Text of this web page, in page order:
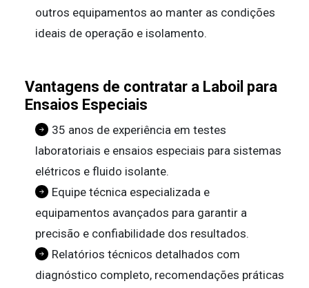
outros equipamentos ao manter as condições
ideais de operação e isolamento.
Vantagens de contratar a Laboil para
Ensaios Especiais
35 anos de experiência em testes
laboratoriais e ensaios especiais para sistemas
elétricos e fluido isolante.
Equipe técnica especializada e
equipamentos avançados para garantir a
precisão e confiabilidade dos resultados.
Relatórios técnicos detalhados com
diagnóstico completo, recomendações práticas